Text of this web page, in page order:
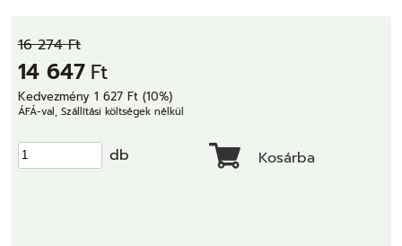
16 274 Ft
14 647 Ft
Kedvezmény 1 627 Ft (10%)
ÁFÁ-val, Szállítási költségek nélkül
db Kosárba